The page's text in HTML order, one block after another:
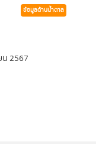
ข้อมูลด้านน้ำตาล
น 2567